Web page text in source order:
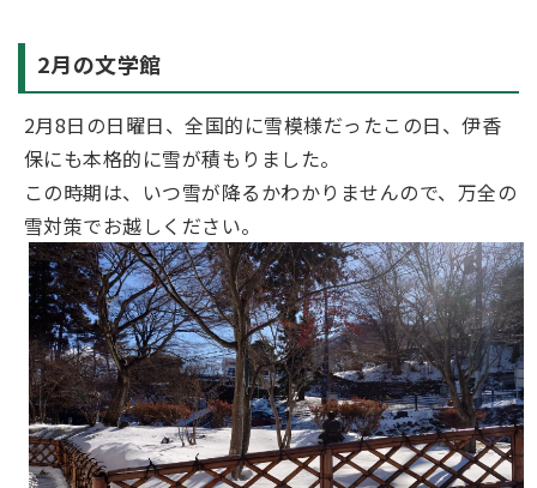
2月の文学館
2月8日の日曜日、全国的に雪模様だったこの日、伊香
保にも本格的に雪が積もりました。
この時期は、いつ雪が降るかわかりませんので、万全の
雪対策でお越しください。